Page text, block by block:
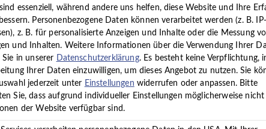
eine/nMedizinische/n
im Elbe-Weser-Dreieck für Psychosomatische
essenziell, während andere uns helfen, diese Website und Ihre
Personenbezogene Daten können verarbeitet werden (z. B. IP-
z. B. für personalisierte Anzeigen und Inhalte oder die Messung
und Inhalten. Weitere Informationen über die Verwendung Ihrer
in unserer Datenschutzerklärung. Es besteht keine Verpflichtung,
Ihrer Daten einzuwilligen, um dieses Angebot zu nutzen. Sie
jederzeit unter Einstellungen widerrufen oder anpassen. Bitte
Sie, dass aufgrund individueller Einstellungen möglicherweise nicht
der Website verfügbar sind.